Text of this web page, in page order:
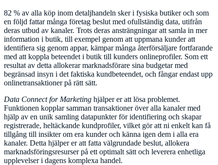
82 % av alla köp inom detaljhandeln sker i fysiska butiker och som
en följd fattar många företag beslut med ofullständig data, utifrån
deras utbud av kanaler. Trots deras ansträngningar att samla in mer
information i butik, till exempel genom att uppmana kunder att
identifiera sig genom appar, kämpar många återförsäljare fortfarande
med att koppla beteendet i butik till kunders onlineprofiler. Som ett
resultat av detta allokerar marknadsförare sina budgetar med
begränsad insyn i det faktiska kundbeteendet, och fångar endast upp
onlinetransaktioner på rätt sätt.
Data Connect for Marketing hjälper er att lösa problemet.
Funktionen kopplar samman transaktioner över alla kanaler med
hjälp av en unik samling datapunkter för identifiering och skapar
registrerade, heltäckande kundprofiler, vilket gör att ni enkelt kan få
tillgång till insikter om era kunder och känna igen dem i alla era
kanaler. Detta hjälper er att fatta välgrundade beslut, allokera
marknadsföringsresurser på ett optimalt sätt och leverera enhetliga
upplevelser i dagens komplexa handel.